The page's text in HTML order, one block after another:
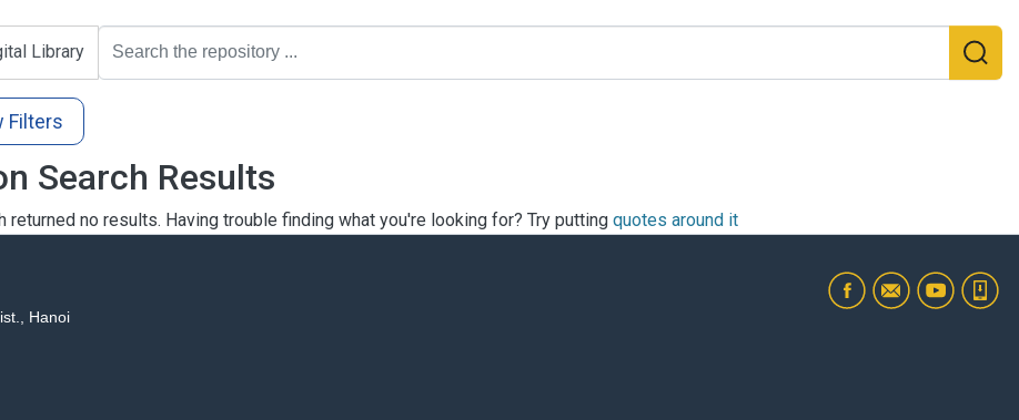
Library
Filters
Search Results
returned no results. Having trouble finding what you're looking for? Try putting quotes around it
Hanoi